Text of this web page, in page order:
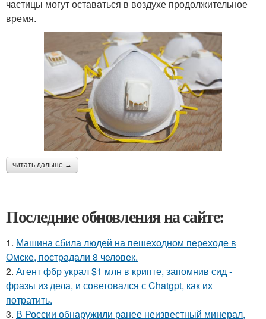
частицы могут оставаться в воздухе продолжительное
время.
читать дальше →
Последние обновления на сайте:
1. Машина сбила людей на пешеходном переходе в
Омске, пострадали 8 человек.
2. Агент фбр украл $1 млн в крипте, запомнив сид -
фразы из дела, и советовался с Chatgpt, как их
потратить.
3. В России обнаружили ранее неизвестный минерал,